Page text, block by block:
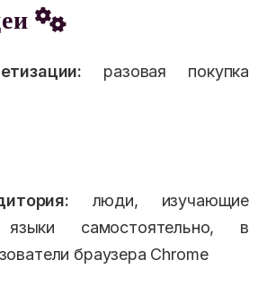
разовая покупка
люди, изучающие
языки самостоятельно, в
браузера Chrome